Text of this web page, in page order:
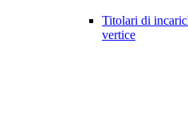
Titolari di
vertice